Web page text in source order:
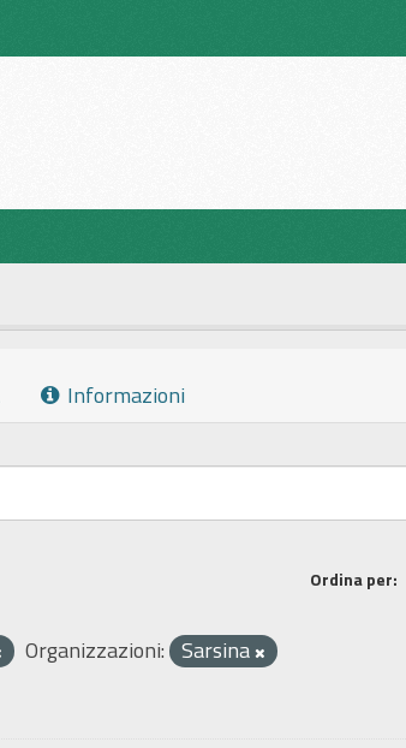
Informazioni
Ordina per
Organizzazioni: Sarsina